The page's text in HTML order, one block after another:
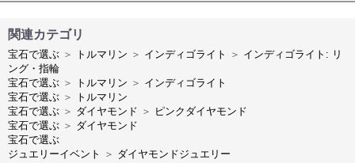
関連カテゴリ
宝石で選ぶ ＞ トルマリン ＞ インディゴライト ＞ インディゴライト: リ
ング・指輪
宝石で選ぶ ＞ トルマリン ＞ インディゴライト
宝石で選ぶ ＞
トルマリン
宝石で選ぶ ＞ ダイヤモンド ＞ ピンクダイヤモンド
宝石で選ぶ ＞ ダイヤモンド
宝石で選ぶ
ジュエリーイベント
＞ ダイヤモンドジュエリー